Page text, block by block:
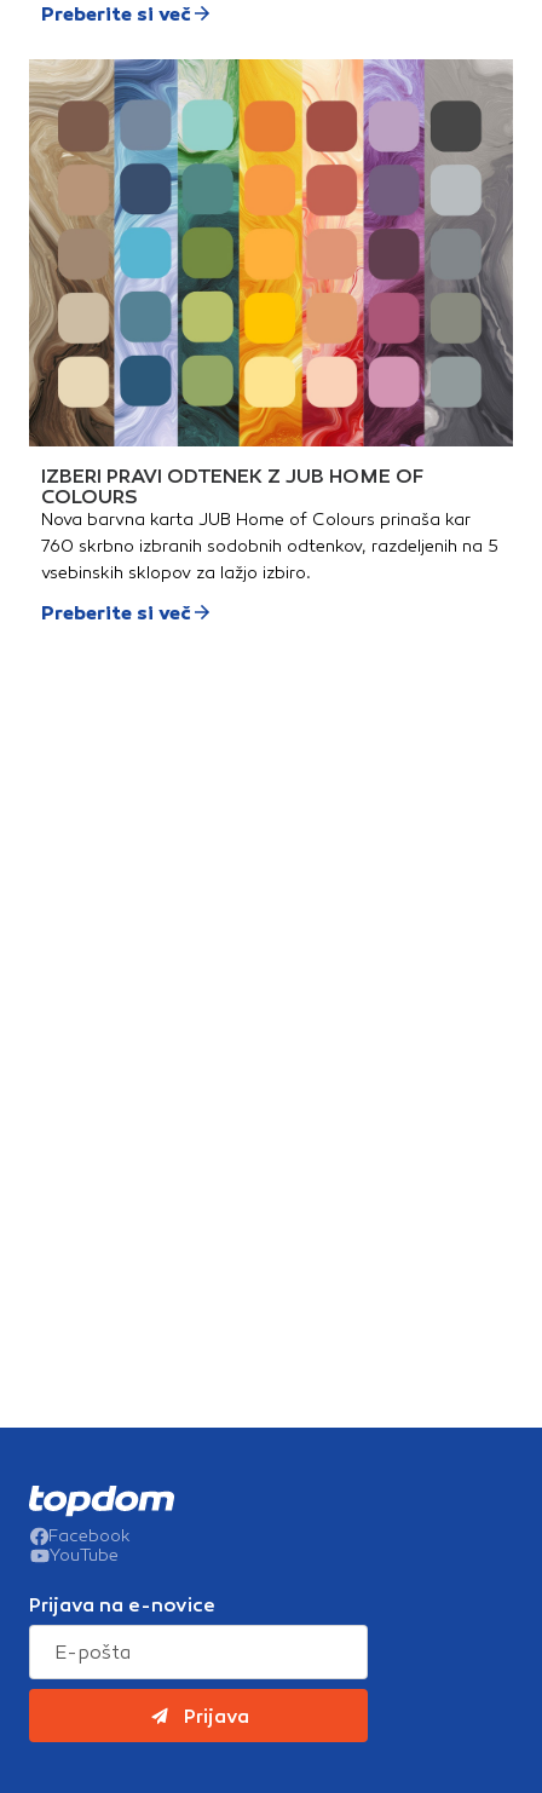
Preberite si več
IZBERI PRAVI ODTENEK Z JUB HOME OF
COLOURS
Nova barvna karta JUB Home of Colours prinaša kar
760 skrbno izbranih sodobnih odtenkov, razdeljenih na 5
vsebinskih sklopov za lažjo izbiro.
Preberite si več
Facebook
YouTube
Prijava na e-novice
Prijava